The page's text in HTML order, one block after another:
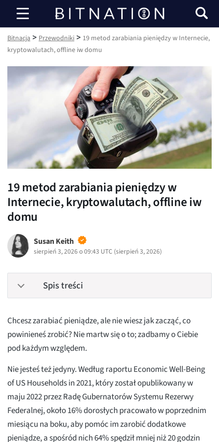
Bitnacja
Bitnacja > Przewodniki > 19 metod zarabiania pieniędzy w Internecie,
kryptowalutach, offline iw domu
19 metod zarabiania pieniędzy w
Internecie, kryptowalutach, offline iw
domu
Susan Keith
sierpień 3, 2026 o 09:43 UTC (sierpień 3, 2026)
Spis treści
Chcesz zarabiać pieniądze, ale nie wiesz jak zacząć, co
powinieneś zrobić? Nie martw się o to; zadbamy o Ciebie
pod każdym względem.
Nie jesteś też jedyny. Według raportu Economic Well-Being
of US Households in 2021, który został opublikowany w
maju 2022 przez Radę Gubernatorów Systemu Rezerwy
Federalnej, około 16% dorosłych pracowało w poprzednim
miesiącu na boku, aby pomóc im zarobić dodatkowe
pieniądze, a spośród nich 64% spędził mniej niż 20 godzin